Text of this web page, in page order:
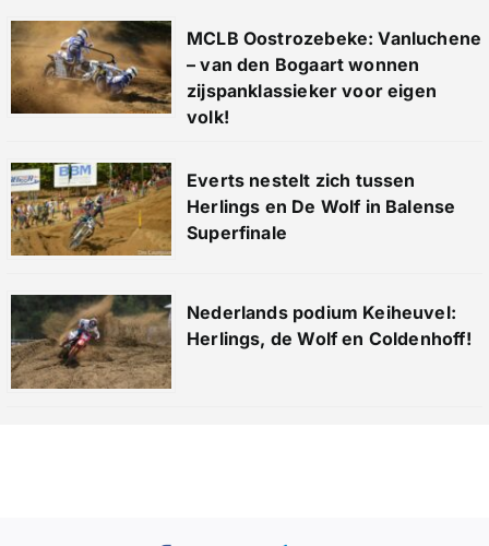
MCLB Oostrozebeke: Vanluchene
– van den Bogaart wonnen
zijspanklassieker voor eigen
volk!
Everts nestelt zich tussen
Herlings en De Wolf in Balense
Superfinale
Nederlands podium Keiheuvel:
Herlings, de Wolf en Coldenhoff!